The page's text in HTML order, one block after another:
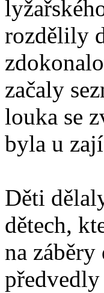
rozdělily
začaly
louka se
byla u
Děti
dětech,
na
předvedly